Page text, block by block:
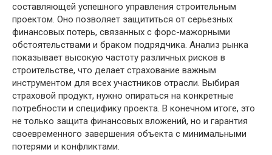
составляющей успешного управления строительным
проектом. Оно позволяет защититься от серьезных
финансовых потерь, связанных с форс-мажорными
обстоятельствами и браком подрядчика. Анализ рынка
показывает высокую частоту различных рисков в
строительстве, что делает страхование важным
инструментом для всех участников отрасли. Выбирая
страховой продукт, нужно опираться на конкретные
потребности и специфику проекта. В конечном итоге, это
не только защита финансовых вложений, но и гарантия
своевременного завершения объекта с минимальными
потерями и конфликтами.